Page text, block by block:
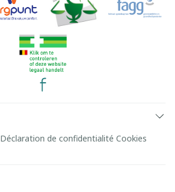
Déclaration de confidentialité Cookies